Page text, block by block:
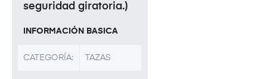
seguridad giratoria.)
INFORMACIÓN BASICA
CATEGORÍA: TAZAS